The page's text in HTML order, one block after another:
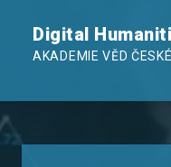
Digital
AKADEMIE VĚD